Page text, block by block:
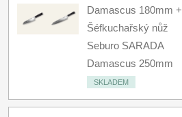
Damascus 180mm +
Šéfkuchařský nůž
Seburo SARADA
Damascus 250mm
SKLADEM